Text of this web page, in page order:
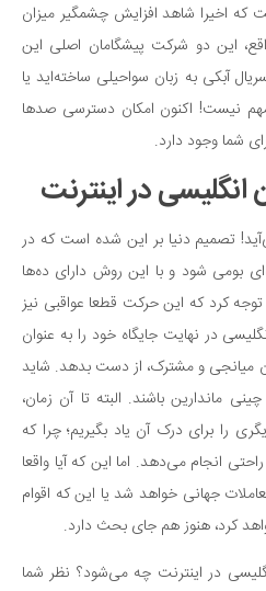
اخیرا شاهد افزایش چشمگیر میزان
این دو شرکت پیشگامان اصلی این
آبکی به زبان سواحیلی ساخته‌اید یا
نیست! اکنون امکان دسترسی صدها
شما وجود دارد.
انگلیسی در اینترنت
تصمیم دنیا بر این شده است که در
بومی شود و با این روش دارای ده‌ها
توجه کرد که این حرکت قطعا عواقبی نیز
در نهایت جایگاه خود را به عنوان
میانجی و مشترک، از دست بدهد. شاید
ماندارین باشند. البته تا آن زمان،
را برای درک آن یاد بگیریم؛ چرا که
انجام می‌دهد. اما این که آیا واقعا
جهانی خواهد شد یا این که اقوام
کرد، هنوز هم جای بحث دارد.
در اینترنت چه می‌شود؟ نظر شما